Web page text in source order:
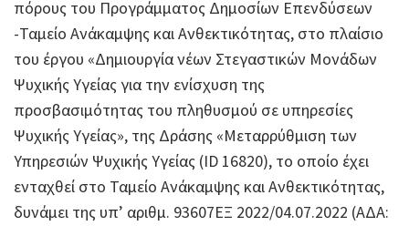
πόρους του Προγράμματος Δημοσίων Επενδύσεων
-Ταμείο Ανάκαμψης και Ανθεκτικότητας, στο πλαίσιο
του έργου «Δημιουργία νέων Στεγαστικών Μονάδων
Ψυχικής Υγείας για την ενίσχυση της
προσβασιμότητας του πληθυσμού σε υπηρεσίες
Ψυχικής Υγείας», της Δράσης «Μεταρρύθμιση των
Υπηρεσιών Ψυχικής Υγείας (ID 16820), το οποίο έχει
ενταχθεί στο Ταμείο Ανάκαμψης και Ανθεκτικότητας,
δυνάμει της υπ’ αριθμ. 93607ΕΞ 2022/04.07.2022 (ΑΔΑ: